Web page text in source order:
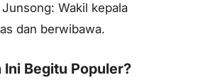
Wakil kepala
dan berwibawa.
Ini Begitu Populer?